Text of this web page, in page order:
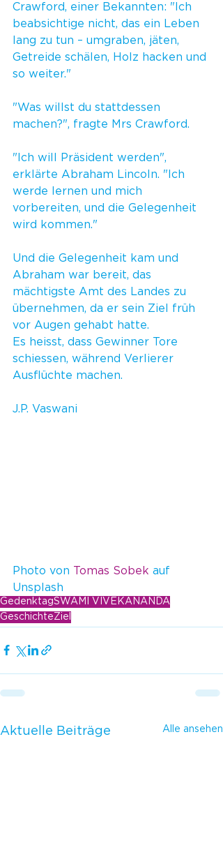
Crawford, einer Bekannten: "Ich
beabsichtige nicht, das ein Leben
lang zu tun – umgraben, jäten,
Getreide schälen, Holz hacken und
so weiter."
"Was willst du stattdessen
machen?", fragte Mrs Crawford.
"Ich will Präsident werden",
erklärte Abraham Lincoln. "Ich
werde lernen und mich
vorbereiten, und die Gelegenheit
wird kommen."
Und die Gelegenheit kam und
Abraham war bereit, das
mächtigste Amt des Landes zu
übernehmen, da er sein Ziel früh
vor Augen gehabt hatte.
Es heisst, dass Gewinner Tore
schiessen, während Verlierer
Ausflüchte machen.
J.P. Vaswani
Photo von Tomas Sobek auf
Unsplash
GedenktagSWAMI VIVEKANANDA
GeschichteZiel
Aktuelle Beiträge Alle ansehen